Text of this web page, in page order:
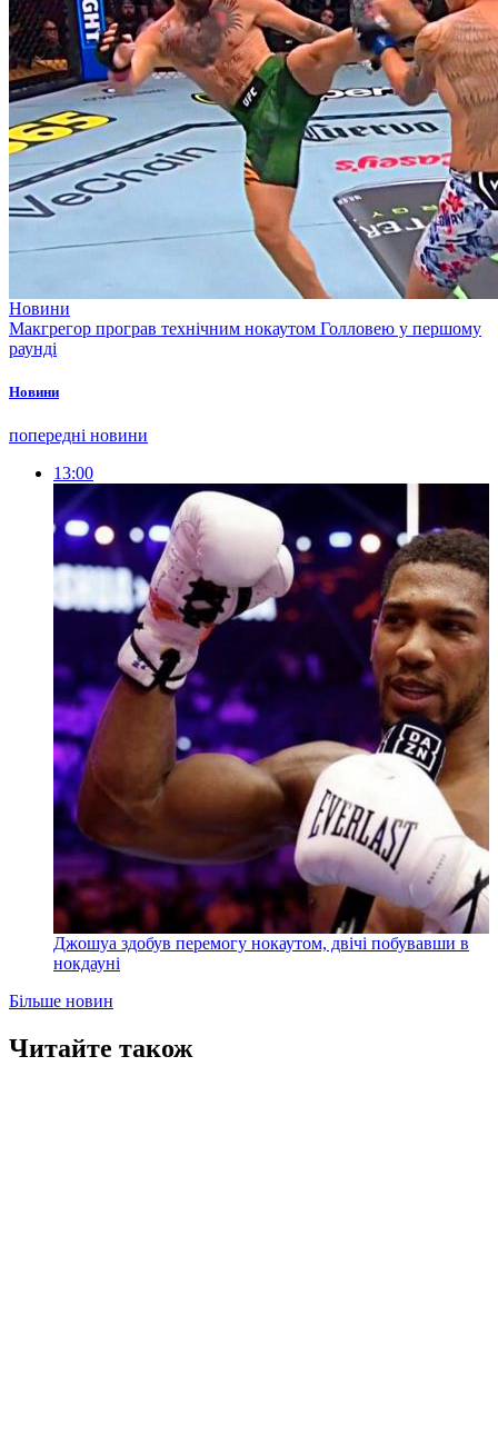
Новини
Макгрегор програв технічним нокаутом Голловею у першому
раунді
Новини
попередні новини
13:00
Джошуа здобув перемогу нокаутом, двічі побувавши в
нокдауні
Більше новин
Читайте також